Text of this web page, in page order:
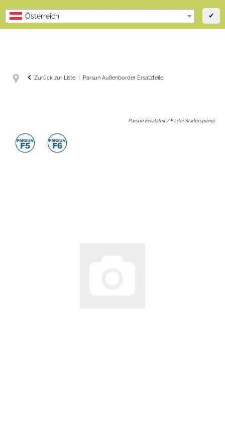
Österreich ✔
Zurück zur Liste Parsun Außenborder Ersatzteile
Parsun Ersatzteil / Feder Startersperre: